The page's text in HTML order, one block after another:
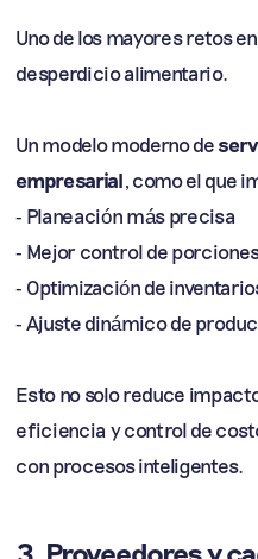
Uno de los mayores retos
desperdicio alimentario.
Un modelo moderno de
empresarial, como el que
- Planeación más precisa
- Mejor control de
- Optimización de
- Ajuste dinámico de
Esto no solo reduce
eficiencia y control de
con procesos inteligentes.